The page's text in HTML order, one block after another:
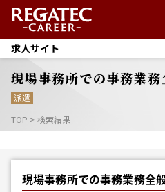
求人サイト
現場事務所での事務業
派遣
TOP > 検索結果
現場事務所での事務業務全